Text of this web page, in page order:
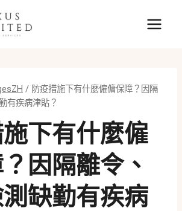
/ 防疫措施下有什麼僱傭保障？因隔
有疾病津貼？
下有什麼僱
因隔離令、
缺勤有疾病